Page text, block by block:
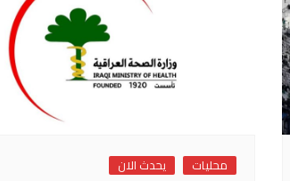
محليات يحدث الان